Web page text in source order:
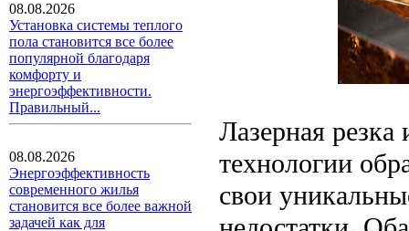
08.08.2026
Установка системы теплого
пола становится все более
популярной благодаря
комфорту и
энергоэффективности.
Правильный...
08.08.2026
Энергоэффективность
современного жилья
становится все более важной
задачей как для
Лазерная
технологии
свои